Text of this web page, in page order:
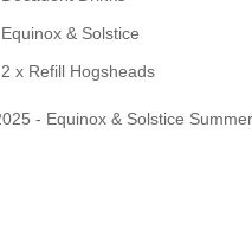
Equinox & Solstice
2 x Refill Hogsheads
- Equinox & Solstice